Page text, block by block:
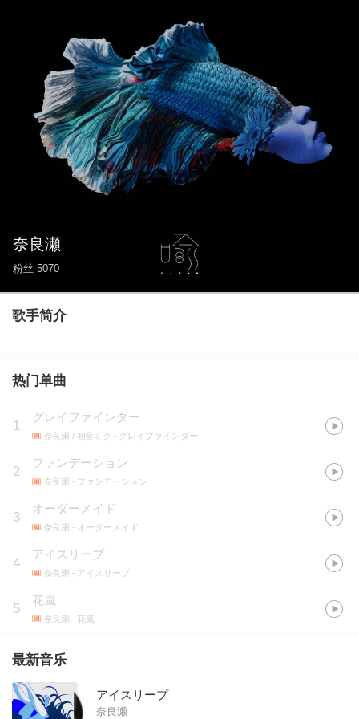
奈良瀬
粉丝 5070
歌手简介
热门单曲
1
グレイファインダー
奈良瀬 / 初音ミク - グレイファインダー
2
ファンデーション
奈良瀬 - ファンデーション
3
オーダーメイド
奈良瀬 - オーダーメイド
4
アイスリープ
奈良瀬 - アイスリープ
5
花嵐
奈良瀬 - 花嵐
最新音乐
アイスリープ
奈良瀬